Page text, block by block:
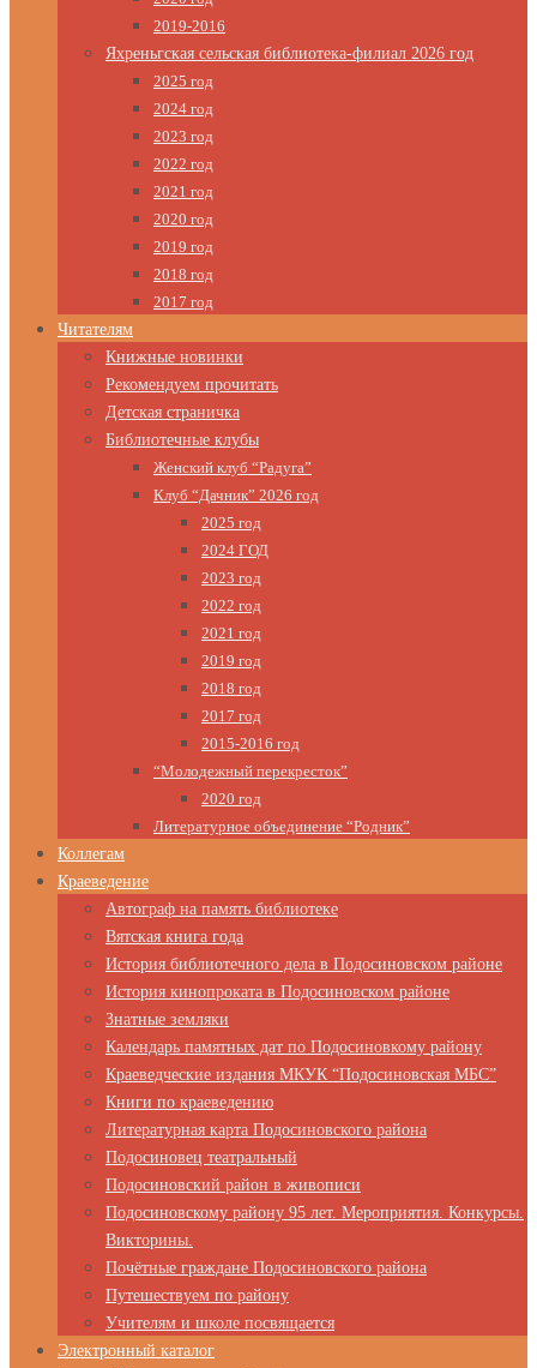
2019-2016
Яхреньгская сельская библиотека-филиал 2026 год
2025 год
2024 год
2023 год
2022 год
2021 год
2020 год
2019 год
2018 год
2017 год
Читателям
Книжные новинки
Рекомендуем прочитать
Детская страничка
Библиотечные клубы
Женский клуб “Радуга”
Клуб “Дачник” 2026 год
2025 год
2024 ГОД
2023 год
2022 год
2021 год
2019 год
2018 год
2017 год
2015-2016 год
“Молодежный перекресток”
2020 год
Литературное объединение “Родник”
Коллегам
Краеведение
Автограф на память библиотеке
Вятская книга года
История библиотечного дела в Подосиновском районе
История кинопроката в Подосиновском районе
Знатные земляки
Календарь памятных дат по Подосиновкому району
Краеведческие издания МКУК “Подосиновская МБС”
Книги по краеведению
Литературная карта Подосиновского района
Подосиновец театральный
Подосиновский район в живописи
Подосиновскому району 95 лет. Мероприятия. Конкурсы.
Викторины.
Почётные граждане Подосиновского района
Путешествуем по району
Учителям и школе посвящается
Электронный каталог